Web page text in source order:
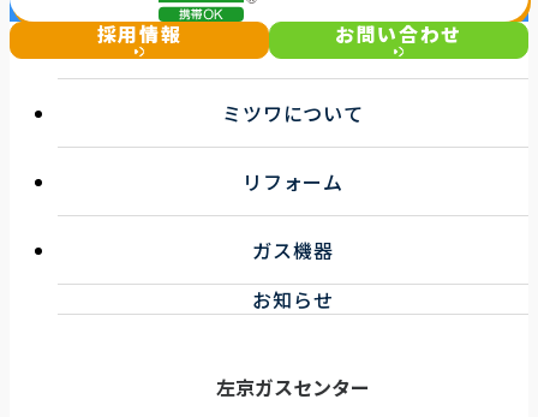
採用情報 お問い合わせ
左京ガスセンター
ミツワについて
事業紹介
企業情報
お知らせ一覧
リフォーム
浴室リフォーム
トイレ・洗面リフォーム
その他リフォーム
ガス機器
ガス機器サービス
お知らせ